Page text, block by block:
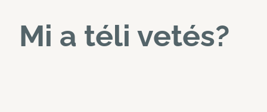
Mi a téli vetés?